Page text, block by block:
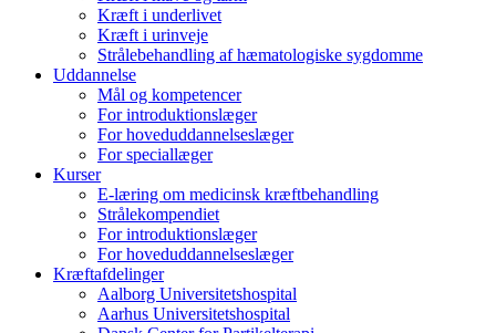
Kræft i underlivet
Kræft i urinveje
Strålebehandling af hæmatologiske sygdomme
Uddannelse
Mål og kompetencer
For introduktionslæger
For hoveduddannelseslæger
For speciallæger
Kurser
E-læring om medicinsk kræftbehandling
Strålekompendiet
For introduktionslæger
For hoveduddannelseslæger
Kræftafdelinger
Aalborg Universitetshospital
Aarhus Universitetshospital